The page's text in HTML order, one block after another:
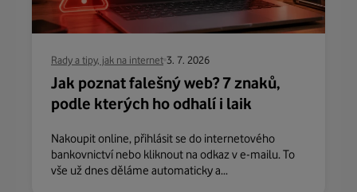
Rady a tipy, jak na internet 3. 7. 2026
Jak poznat falešný web? 7 znaků,
podle kterých ho odhalí i laik
Nakoupit online, přihlásit se do internetového
bankovnictví nebo kliknout na odkaz v e-mailu. To
vše už dnes děláme automaticky a...